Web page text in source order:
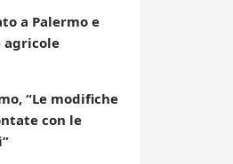
a Palermo e
agricole
“Le modifiche
con le